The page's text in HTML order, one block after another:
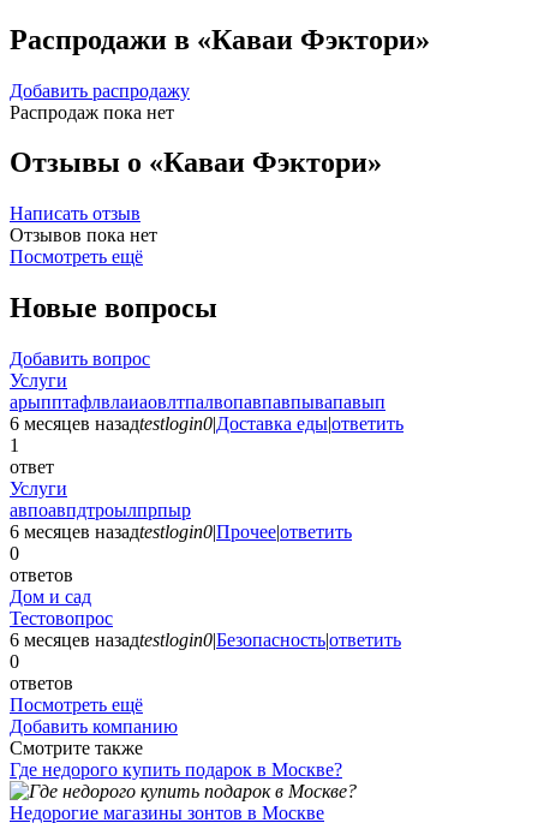
Распродажи в «Каваи Фэктори»
Добавить распродажу
Распродаж пока нет
Отзывы о «Каваи Фэктори»
Написать отзыв
Отзывов пока нет
Посмотреть ещё
Новые вопросы
Добавить вопрос
Услуги
арыпптафлвлаиаовлтпалвопавпавпывапавып
6 месяцев назадtestlogin0|Доставка еды|ответить
1
ответ
Услуги
авпоавпдтроылпрпыр
6 месяцев назадtestlogin0|Прочее|ответить
0
ответов
Дом и сад
Тестовопрос
6 месяцев назадtestlogin0|Безопасность|ответить
0
ответов
Посмотреть ещё
Добавить компанию
Смотрите также
Где недорого купить подарок в Москве?
Недорогие магазины зонтов в Москве